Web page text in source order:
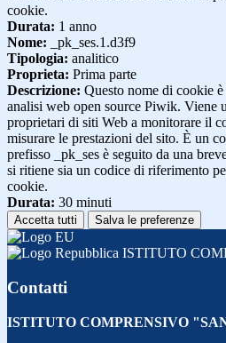
cookie.
Durata: 1 anno
Nome: _pk_ses.1.d3f9
Tipologia: analitico
Proprieta: Prima parte
Descrizione: Questo nome di cookie
analisi web open source Piwik. Viene
proprietari di siti Web a monitorare il
misurare le prestazioni del sito. È un
prefisso _pk_ses è seguito da una
si ritiene sia un codice di riferimento
cookie.
Durata: 30 minuti
Accetta tutti Salva le preferenze
ISTITUTO
Contatti
ISTITUTO COMPRENSIVO